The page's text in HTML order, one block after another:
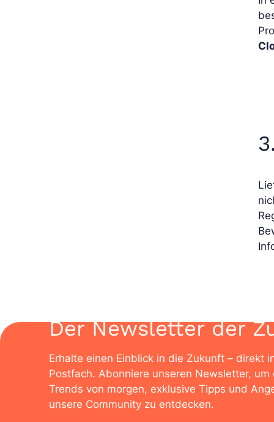
Der Newsletter der
Erhalte einen Einblick in die Zukunft – direkt
Postfach. Abonniere unseren Newsletter, um
Trends von morgen, exklusive Tipps und
unsere Community zu entdecken.